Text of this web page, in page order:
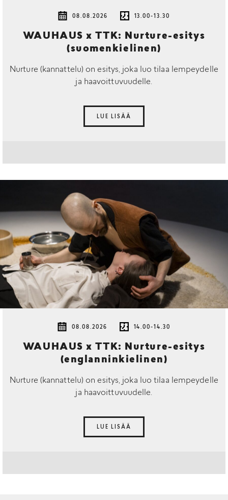
08.08.2026 13.00-13.30
WAUHAUS x TTK: Nurture-esitys
(suomenkielinen)
Nurture (kannattelu) on esitys, joka luo tilaa lempeydelle
ja haavoittuvuudelle.
LUE LISÄÄ
08.08.2026 14.00-14.30
WAUHAUS x TTK: Nurture-esitys
(englanninkielinen)
Nurture (kannattelu) on esitys, joka luo tilaa lempeydelle
ja haavoittuvuudelle.
LUE LISÄÄ